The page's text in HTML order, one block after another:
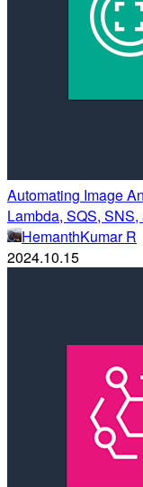
Automating Image
Lambda, SQS,
HemanthKumar R
2024.10.15